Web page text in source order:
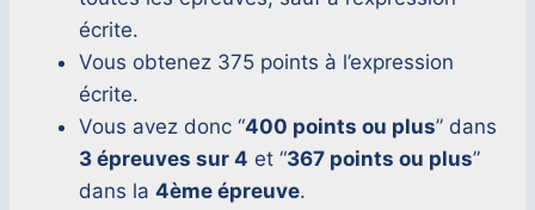
écrite.
Vous obtenez 375 points à l’expression
écrite.
Vous avez donc “400 points ou plus” dans
3 épreuves sur 4 et “367 points ou plus”
dans la 4ème épreuve.